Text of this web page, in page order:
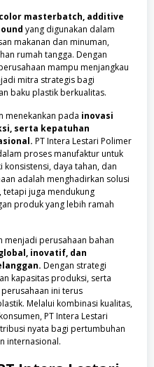
color masterbatch, additive
yang digunakan dalam
makanan dan minuman,
rumah tangga. Dengan
mampu menjangkau
mitra strategis bagi
baku plastik berkualitas.
menekankan pada inovasi
serta kepatuhan
PT Intera Lestari Polimer
proses manufaktur untuk
daya tahan, dan
adalah menghadirkan solusi
tetapi juga mendukung
produk yang lebih ramah
menjadi perusahaan bahan
inovatif, dan
Dengan strategi
kapasitas produksi, serta
ini terus
Melalui kombinasi kualitas,
PT Intera Lestari
nyata bagi pertumbuhan
internasional.